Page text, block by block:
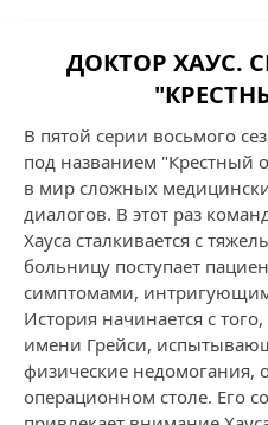
ДОКТОР ХАУС.
В пятой серии восьмого
под названием "Крестный
в мир сложных
диалогов. В этот раз
Хауса сталкивается с
больницу поступает
симптомами,
История начинается с
имени Грейси,
физические недомогания,
операционном столе. Его